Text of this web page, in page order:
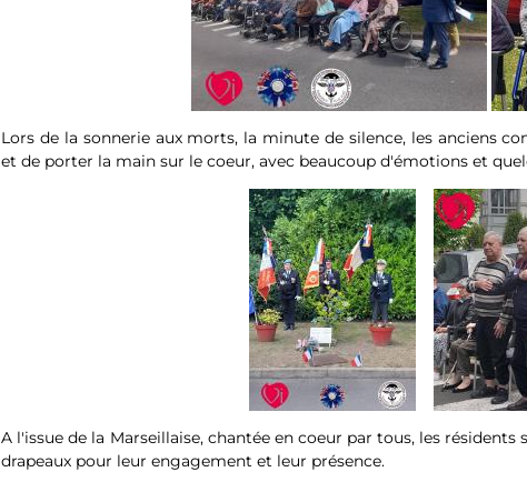
Lors de la sonnerie aux morts, la minute de silence, les anciens
et de porter la main sur le coeur, avec beaucoup d'émotions et
A l'issue de la Marseillaise, chantée en coeur par tous, les
drapeaux pour leur engagement et leur présence.